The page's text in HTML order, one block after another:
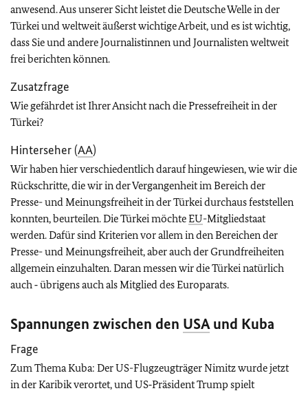
anwesend. Aus unserer Sicht leistet die Deutsche Welle in der
Türkei und weltweit äußerst wichtige Arbeit, und es ist wichtig,
dass Sie und andere Journalistinnen und Journalisten weltweit
frei berichten können.
Zusatzfrage
Wie gefährdet ist Ihrer Ansicht nach die Pressefreiheit in der
Türkei?
Hinterseher (AA)
Wir haben hier verschiedentlich darauf hingewiesen, wie wir die
Rückschritte, die wir in der Vergangenheit im Bereich der
Presse- und Meinungsfreiheit in der Türkei durchaus feststellen
konnten, beurteilen. Die Türkei möchteEU-Mitgliedstaat
werden. Dafür sind Kriterien vor allem in den Bereichen der
Presse- und Meinungsfreiheit, aber auch der Grundfreiheiten
allgemein einzuhalten. Daran messen wir die Türkei natürlich
auch ‑ übrigens auch als Mitglied des Europarats.
Spannungen zwischen den USAund Kuba
Frage
Zum Thema Kuba: Der US-Flugzeugträger Nimitz wurde jetzt
in der Karibik verortet, und US‑Präsident Trump spielt